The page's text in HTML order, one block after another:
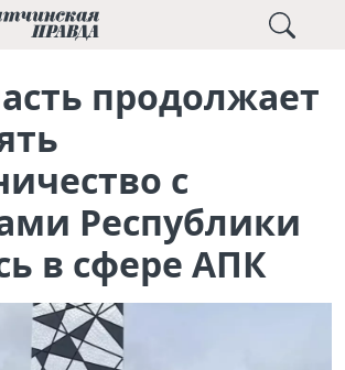
продолжает
с
Республики
в сфере АПК